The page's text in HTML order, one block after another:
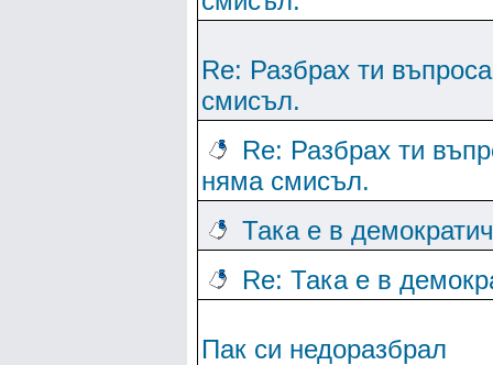
Re: Разбрах ти
смисъл.
Re: Разбрах ти
няма смисъл.
Така е в
Re: Така е в
Пак си недоразбрал